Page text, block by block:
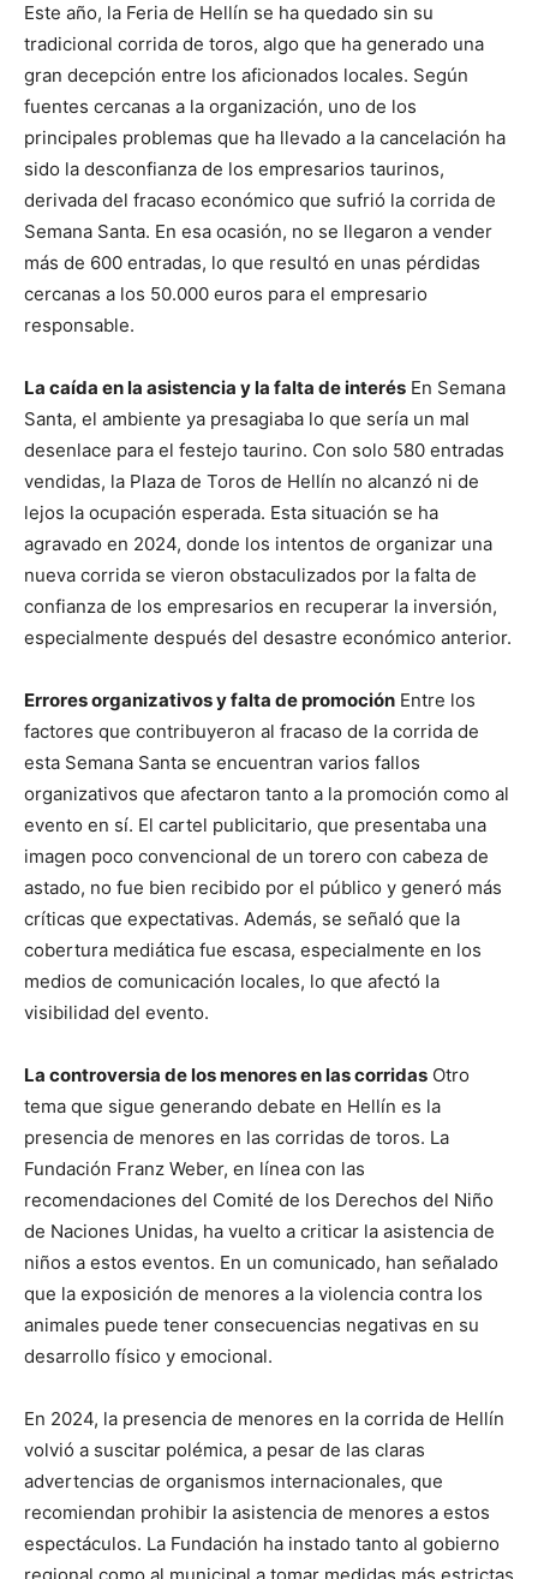
Este año, la Feria de Hellín se ha quedado sin su
tradicional corrida de toros, algo que ha generado una
gran decepción entre los aficionados locales. Según
fuentes cercanas a la organización, uno de los
principales problemas que ha llevado a la cancelación ha
sido la desconfianza de los empresarios taurinos,
derivada del fracaso económico que sufrió la corrida de
Semana Santa. En esa ocasión, no se llegaron a vender
más de 600 entradas, lo que resultó en unas pérdidas
cercanas a los 50.000 euros para el empresario
responsable.
La caída en la asistencia y la falta de interés En Semana
Santa, el ambiente ya presagiaba lo que sería un mal
desenlace para el festejo taurino. Con solo 580 entradas
vendidas, la Plaza de Toros de Hellín no alcanzó ni de
lejos la ocupación esperada. Esta situación se ha
agravado en 2024, donde los intentos de organizar una
nueva corrida se vieron obstaculizados por la falta de
confianza de los empresarios en recuperar la inversión,
especialmente después del desastre económico anterior.
Errores organizativos y falta de promoción Entre los
factores que contribuyeron al fracaso de la corrida de
esta Semana Santa se encuentran varios fallos
organizativos que afectaron tanto a la promoción como al
evento en sí. El cartel publicitario, que presentaba una
imagen poco convencional de un torero con cabeza de
astado, no fue bien recibido por el público y generó más
críticas que expectativas. Además, se señaló que la
cobertura mediática fue escasa, especialmente en los
medios de comunicación locales, lo que afectó la
visibilidad del evento.
La controversia de los menores en las corridas Otro
tema que sigue generando debate en Hellín es la
presencia de menores en las corridas de toros. La
Fundación Franz Weber, en línea con las
recomendaciones del Comité de los Derechos del Niño
de Naciones Unidas, ha vuelto a criticar la asistencia de
niños a estos eventos. En un comunicado, han señalado
que la exposición de menores a la violencia contra los
animales puede tener consecuencias negativas en su
desarrollo físico y emocional.
En 2024, la presencia de menores en la corrida de Hellín
volvió a suscitar polémica, a pesar de las claras
advertencias de organismos internacionales, que
recomiendan prohibir la asistencia de menores a estos
espectáculos. La Fundación ha instado tanto al gobierno